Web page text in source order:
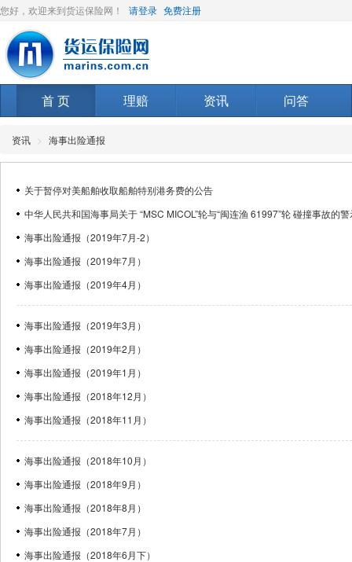
您好，欢迎来到货运保险网！ 请登录 免费注册
首 页 理赔 资讯 问答
资讯 > 海事出险通报
关于暂停对美船舶收取船舶特别港务费的公告
中华人民共和国海事局关于 “MSC MICOL”轮与“闽连渔 61997”轮 碰撞事故的
海事出险通报（2019年7月-2）
海事出险通报（2019年7月）
海事出险通报（2019年4月）
海事出险通报（2019年3月）
海事出险通报（2019年2月）
海事出险通报（2019年1月）
海事出险通报（2018年12月）
海事出险通报（2018年11月）
海事出险通报（2018年10月）
海事出险通报（2018年9月）
海事出险通报（2018年8月）
海事出险通报（2018年7月）
海事出险通报（2018年6月下）